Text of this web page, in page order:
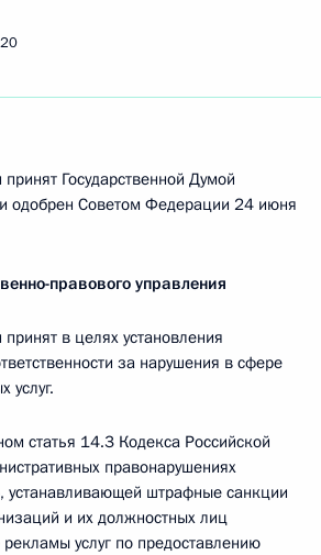
Государственной Думой
одобрен Советом Федерации 24 июня
правового управления
в целях установления
за нарушения в сфере
услуг.
статья 14.3 Кодекса Российской
правонарушениях
устанавливающей штрафные санкции
и их должностных лиц
услуг по предоставлению